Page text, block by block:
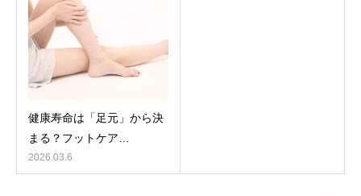
健康寿命は「足元」から決
まる？フットケア…
2026.03.6